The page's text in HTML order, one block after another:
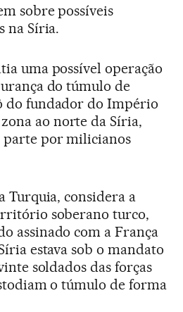
sobre possíveis
na Síria.
uma possível operação
do túmulo de
do fundador do Império
ao norte da Síria,
por milicianos
Turquia, considera a
soberano turco,
assinado com a França
estava sob o mandato
soldados das forças
o túmulo de forma